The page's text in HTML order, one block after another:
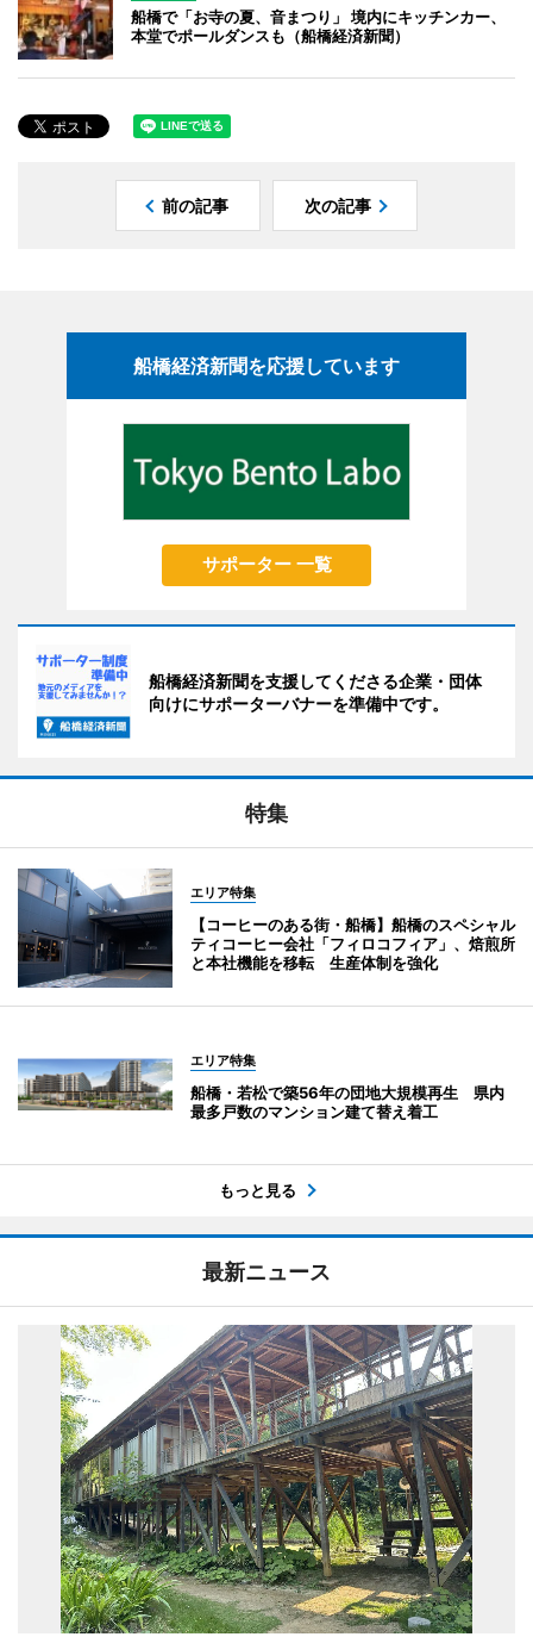
船橋で「お寺の夏、音まつり」 境内にキッチンカー、
本堂でポールダンスも（船橋経済新聞）
前の記事 次の記事
船橋経済新聞を応援しています
サポーター 一覧
船橋経済新聞を支援してくださる企業・団体
向けにサポーターバナーを準備中です。
特集
エリア特集
【コーヒーのある街・船橋】船橋のスペシャル
ティコーヒー会社「フィロコフィア」、焙煎所
と本社機能を移転 生産体制を強化
エリア特集
船橋・若松で築56年の団地大規模再生 県内
最多戸数のマンション建て替え着工
もっと見る
最新ニュース